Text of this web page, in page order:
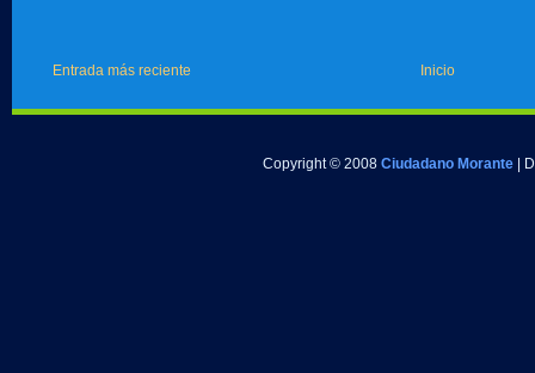
Entrada más reciente Inicio
Copyright © 2008 Ciudadano Morante |